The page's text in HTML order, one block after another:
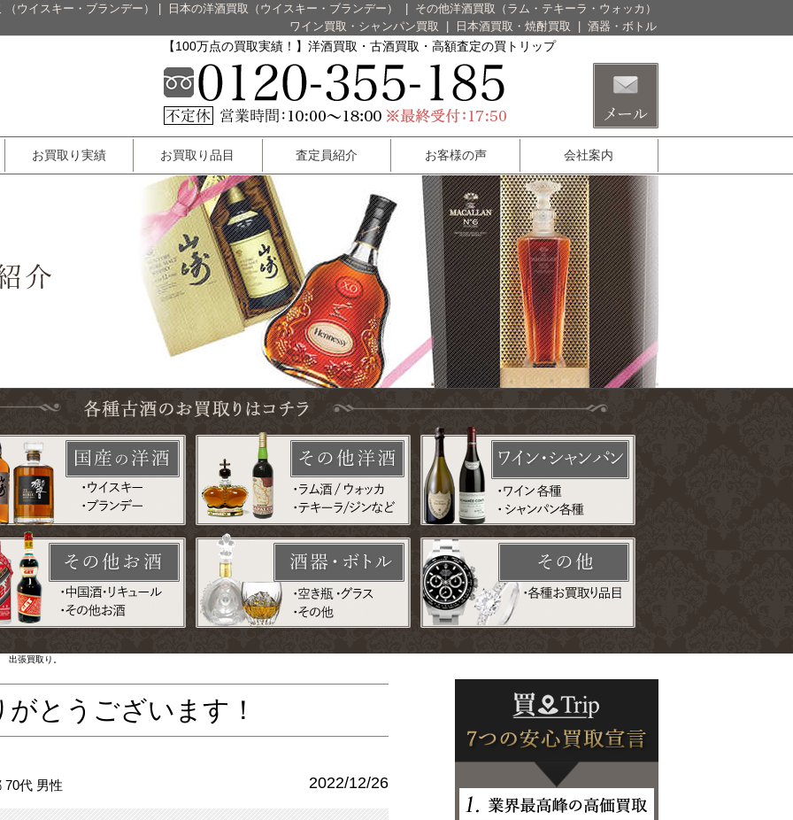
ウイスキー・ブランデー） 日本の洋酒買取（ウイスキー・ブランデー）
その他洋酒買取（ラム・テキーラ・ウォッカ）
ワイン買取・シャンパン買取
日本酒買取・焼酎買取 酒器・ボトル
【100万点の買取実績！】洋酒買取・古酒買取・高額査定の買トリップ
お買取り実績 お買取り品目 査定員紹介 お客様の声 会社案内
張買取り。
とうございます！
70代 男性 2022/12/26